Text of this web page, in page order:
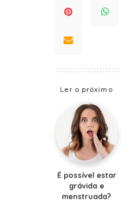
Ler o próximo
É possível estar
grávida e
menstruada?